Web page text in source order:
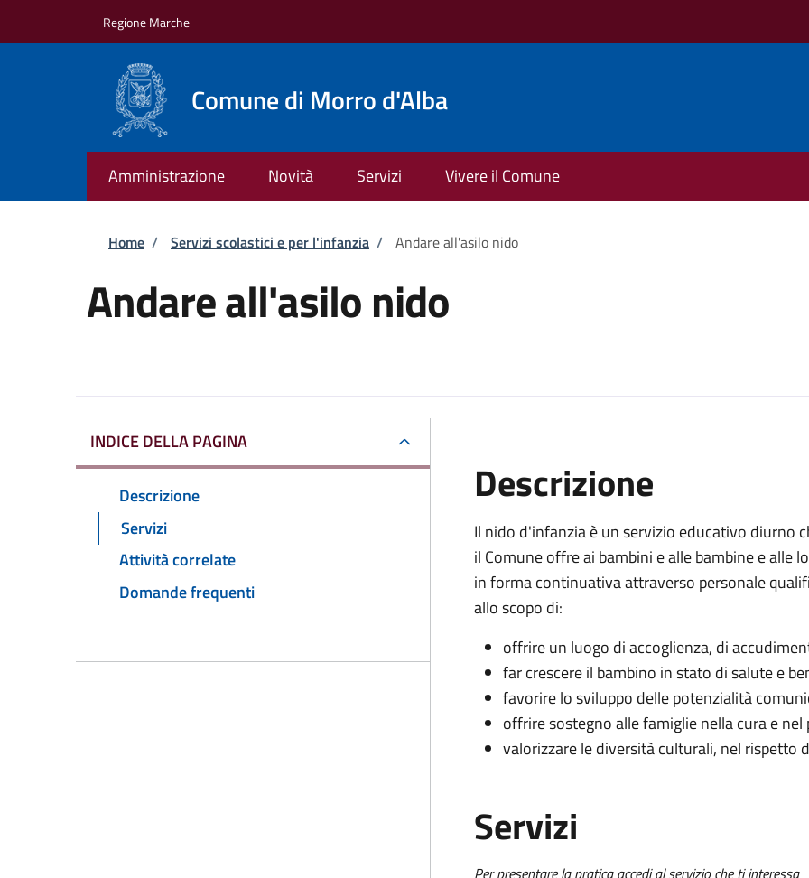
Regione Marche
Comune di Morro d'Alba
Amministrazione Novità Servizi Vivere il Comune
Briciole di pane
Home / Servizi scolastici e per l'infanzia / Andare all'asilo nido
Andare all'asilo nido
INDICE DELLA PAGINA
Descrizione
Servizi
Attività correlate
Domande frequenti
Descrizione
Il nido d'infanzia è un servizio educativo diurno
il Comune offre ai bambini e alle bambine e alle
in forma continuativa attraverso personale
allo scopo di:
offrire un luogo di accoglienza, di
far crescere il bambino in stato di salute e
favorire lo sviluppo delle potenzialità
offrire sostegno alle famiglie nella cura e
valorizzare le diversità culturali, nel rispetto
Servizi
Per presentare la pratica accedi al servizio che ti interessa